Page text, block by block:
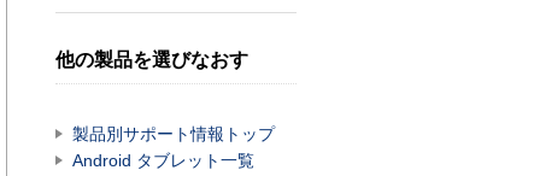
他の製品を選びなおす
製品別サポート情報トップ
Android タブレット一覧